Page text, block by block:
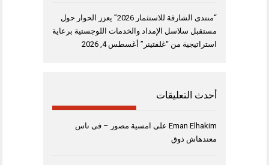
“منتدى الشارقة للاستثمار 2026” يعزز الحوار حول
مستقبل سلاسل الإمداد والخدمات اللوجستية برعاية
استراتيجية من “غلفتينر” أغسطس 4, 2026
أحدث التعليقات
Eman Elhakim على امسية مصور – فى ناس
معندهاش ذوق